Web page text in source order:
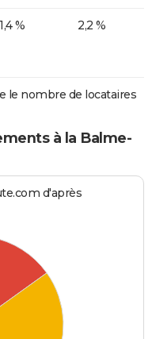
1,4 % 2,2 %
le nombre de locataires
à la Balme-
d'après